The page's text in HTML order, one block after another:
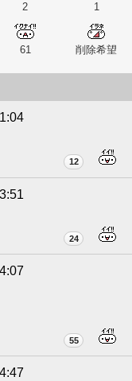
2 1
61 削除希望
12
24
55